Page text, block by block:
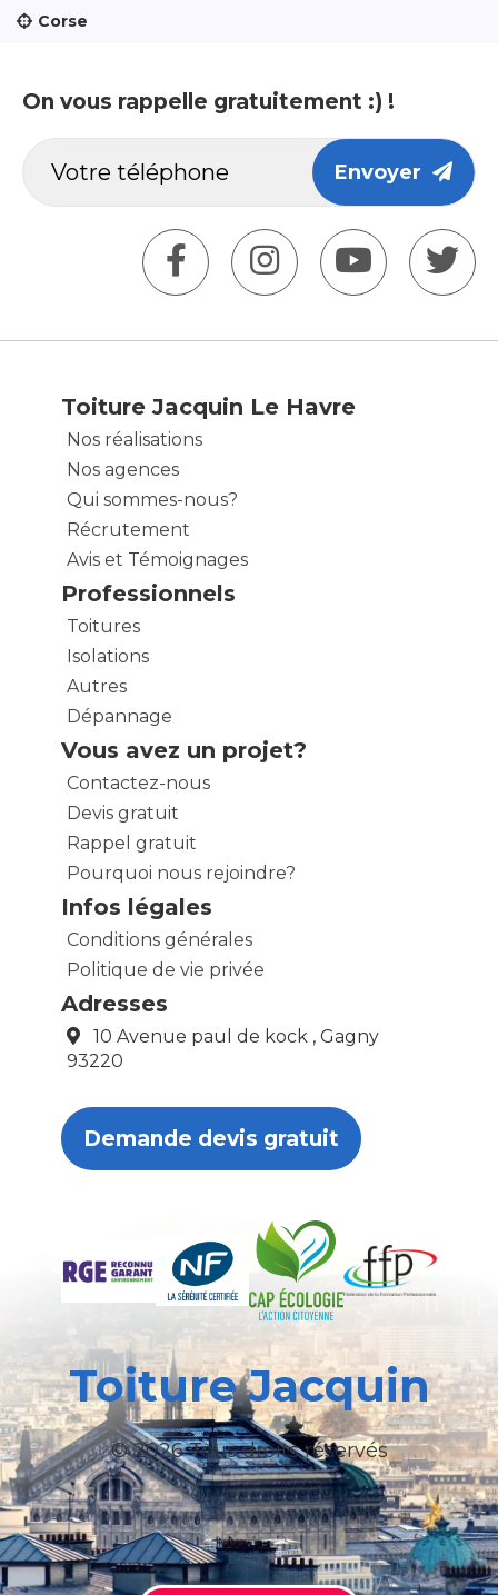
Corse
On vous rappelle gratuitement :) !
Envoyer
Toiture Jacquin Le Havre
Nos réalisations
Nos agences
Qui sommes-nous?
Récrutement
Avis et Témoignages
Professionnels
Toitures
Isolations
Autres
Dépannage
Vous avez un projet?
Contactez-nous
Devis gratuit
Rappel gratuit
Pourquoi nous rejoindre?
Infos légales
Conditions générales
Politique de vie privée
Adresses
10 Avenue paul de kock , Gagny
93220
Demande devis gratuit
Toiture Jacquin
© 2026 Tous droits réservés